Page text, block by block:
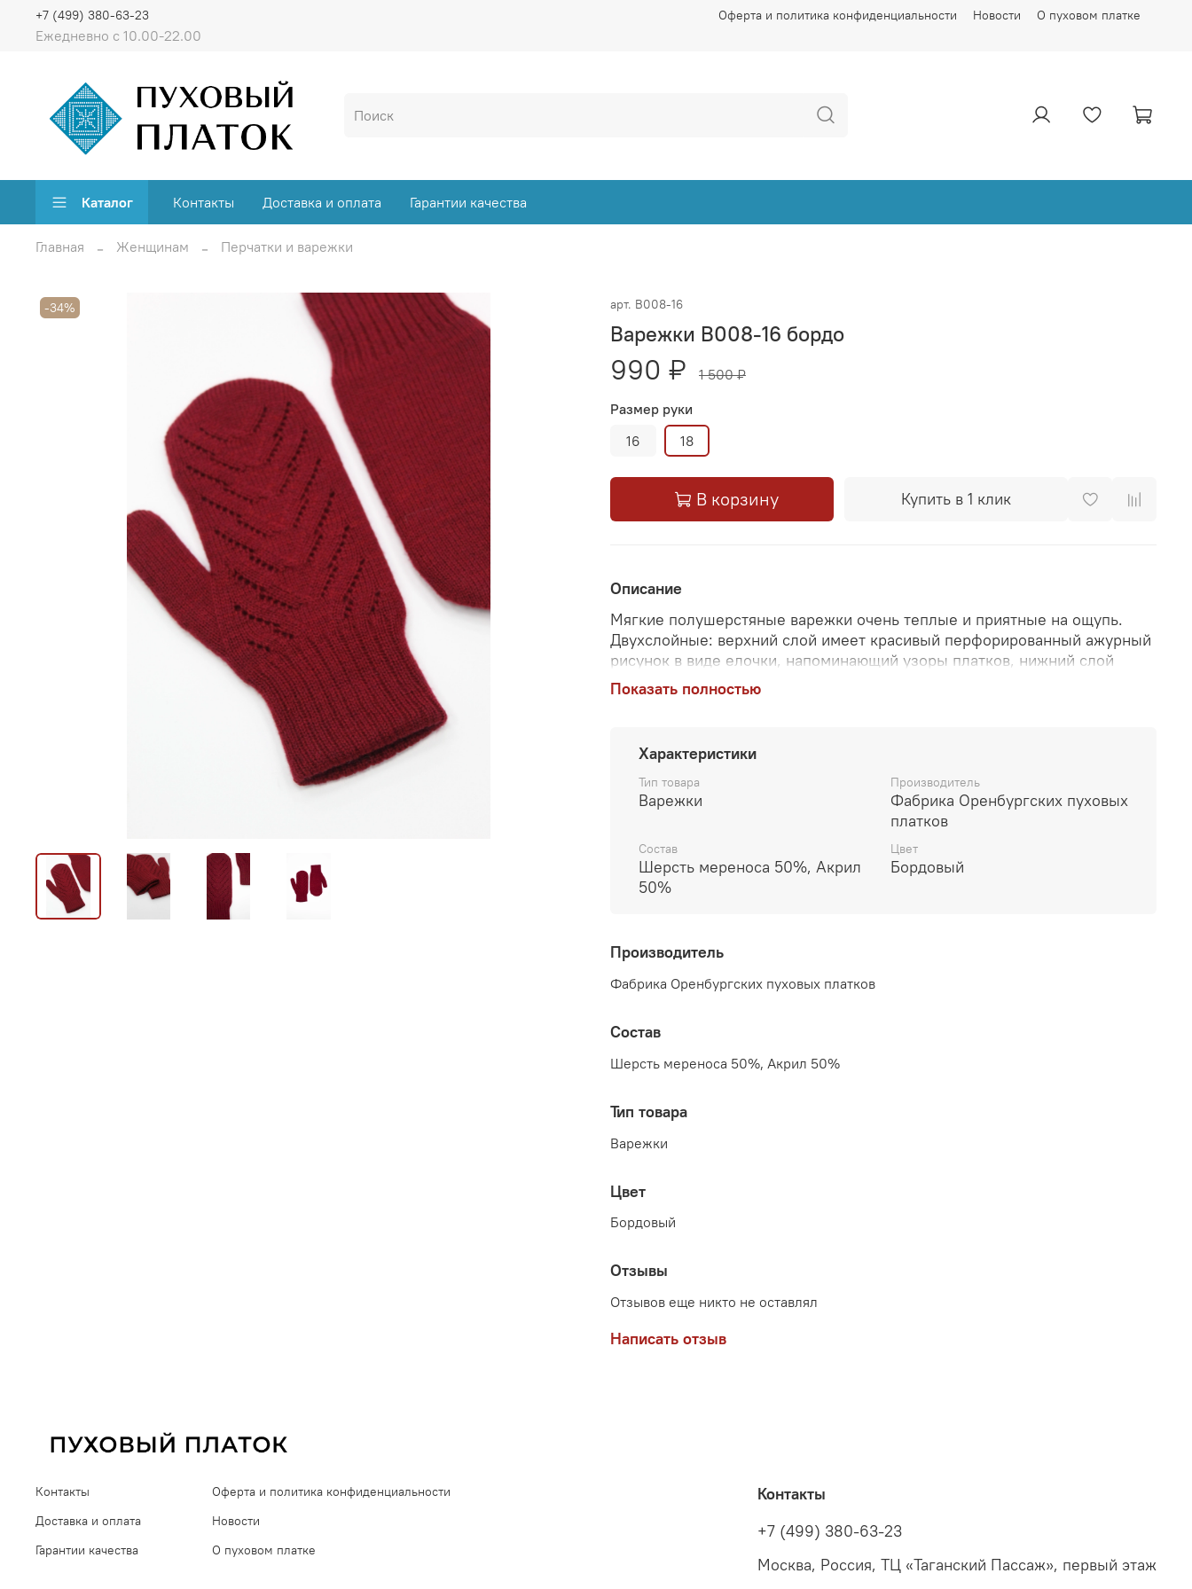
Оферта и политика конфиденциальности Новости О пуховом платке
Ежедневно с 10.00-22.00
+7 (499) 380-63-23
Каталог Контакты Доставка и оплата Гарантии качества
Главная Женщинам Перчатки и варежки
-34% арт. В008-16
Варежки В008-16 бордо
990 ₽
1 500 ₽
Размер руки
16
18
В корзину Купить в 1 клик
Описание
Мягкие полушерстяные варежки очень теплые и приятные на ощупь.
Двухслойные: верхний слой имеет красивый перфорированный ажурный
рисунок в виде елочки, напоминающий узоры платков, нижний слой
выполняет роль подклада для тепла, не имеет перфорации. Серый
базовый цвет очень практичный и подойдет к любому тону верхней
Показать полностью
Характеристики
Тип товара
Варежки
Производитель
Фабрика Оренбургских пуховых
платков
Состав
Шерсть мереноса 50%, Акрил
50%
Цвет
Бордовый
Производитель
Фабрика Оренбургских пуховых платков
Состав
Шерсть мереноса 50%, Акрил 50%
Тип товара
Варежки
Цвет
Бордовый
Отзывы
Отзывов еще никто не оставлял
Написать отзыв
Контакты
Доставка и оплата
Гарантии качества
Оферта и политика конфиденциальности
Новости
О пуховом платке
Контакты
+7 (499) 380-63-23
Москва, Россия, ТЦ «Таганский Пассаж», первый этаж